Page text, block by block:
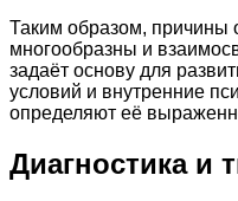
Таким образом, причины
многообразны и
задаёт основу для
условий и внутренние
определяют её
Диагностика и